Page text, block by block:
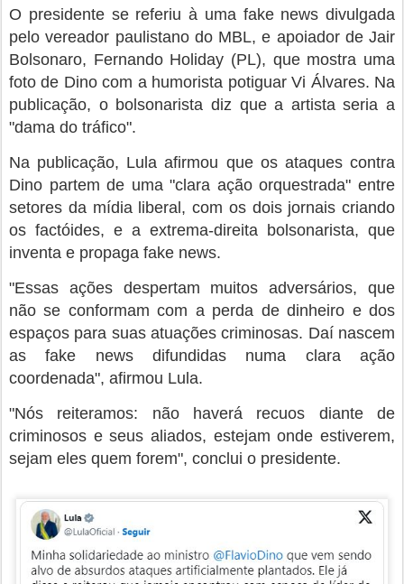
O presidente se referiu à uma fake news divulgada
pelo vereador paulistano do MBL, e apoiador de Jair
Bolsonaro, Fernando Holiday (PL), que mostra uma
foto de Dino com a humorista potiguar Vi Álvares. Na
publicação, o bolsonarista diz que a artista seria a
"dama do tráfico".
Na publicação, Lula afirmou que os ataques contra
Dino partem de uma "clara ação orquestrada" entre
setores da mídia liberal, com os dois jornais criando
os factóides, e a extrema-direita bolsonarista, que
inventa e propaga fake news.
"Essas ações despertam muitos adversários, que
não se conformam com a perda de dinheiro e dos
espaços para suas atuações criminosas. Daí nascem
as fake news difundidas numa clara ação
coordenada", afirmou Lula.
"Nós reiteramos: não haverá recuos diante de
criminosos e seus aliados, estejam onde estiverem,
sejam eles quem forem", conclui o presidente.